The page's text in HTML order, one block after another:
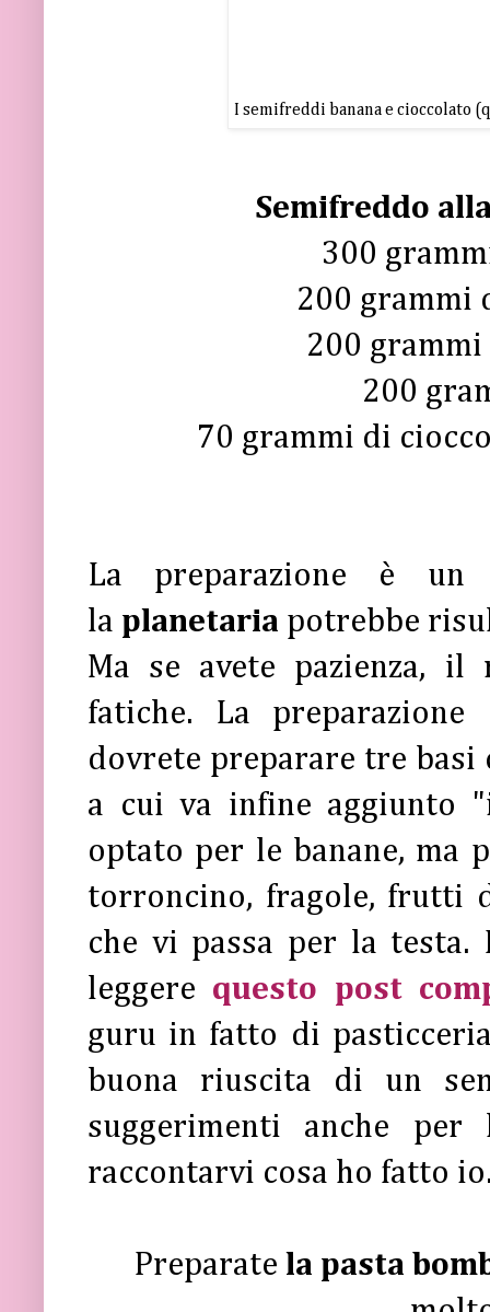
I semifreddi banana e cioccolato
Semifreddo
300
200 grammi
200
200
70 grammi di
La preparazione è
la planetaria potrebbe
Ma se avete pazienza, il
fatiche. La
dovrete preparare tre basi
a cui va infine aggiunto
optato per le banane, ma
torroncino, fragole, frutti
che vi passa per la testa.
leggere questo post
guru in fatto di
buona riuscita di un
suggerimenti anche
raccontarvi cosa ho fatto
Preparate la pasta